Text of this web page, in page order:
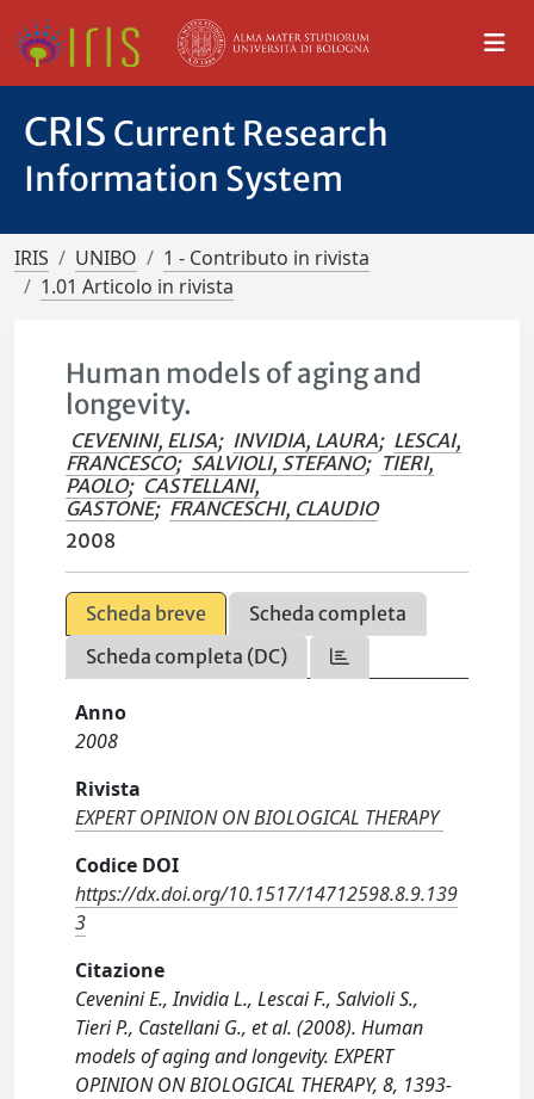
CRIS Current Research
Information System
IRIS UNIBO
1 - Contributo in rivista
1.01 Articolo in rivista
Human models of aging and
longevity.
CEVENINI, ELISA; INVIDIA, LAURA; LESCAI,
FRANCESCO; SALVIOLI, STEFANO; TIERI,
PAOLO; CASTELLANI,
GASTONE; FRANCESCHI, CLAUDIO
2008
Scheda breve
Scheda completa
Scheda completa (DC)
Anno
2008
Rivista
EXPERT OPINION ON BIOLOGICAL THERAPY
Codice DOI
https://dx.doi.org/10.1517/14712598.8.9.139
3
Citazione
Cevenini E., Invidia L., Lescai F., Salvioli S.,
Tieri P., Castellani G., et al. (2008). Human
models of aging and longevity. EXPERT
OPINION ON BIOLOGICAL THERAPY, 8, 1393-